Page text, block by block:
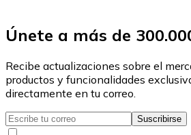
Únete a más de
Recibe actualizaciones sobre el
productos y funcionalidades
directamente en tu correo.
Suscribirse